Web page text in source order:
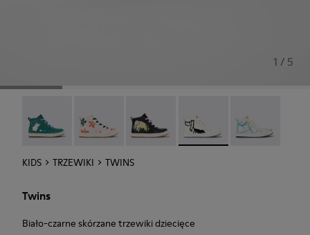
1 / 5
KIDS TRZEWIKI TWINS
Twins
Biało-czarne skórzane trzewiki dziecięce